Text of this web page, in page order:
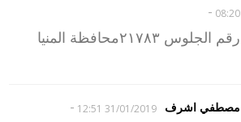
08:20
-
رقم الجلوس ٢١٧٨٣محافظة المنيا
مصطفي اشرف 31/01/2019 12:51
-